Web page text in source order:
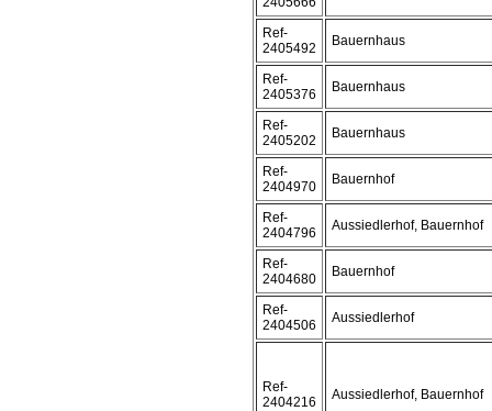
Ref-
2405492
Bauernhaus
Ref-
2405376
Bauernhaus
Ref-
2405202
Bauernhaus
Ref-
2404970
Bauernhof
Ref-
2404796
Aussiedlerhof, Bauernhof
Ref-
2404680
Bauernhof
Ref-
2404506
Aussiedlerhof
Ref-
2404216
Aussiedlerhof, Bauernhof